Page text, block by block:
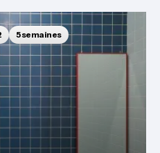
5 semaines